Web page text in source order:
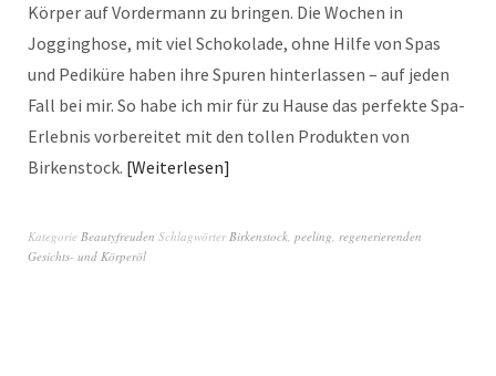
Körper auf Vordermann zu bringen. Die Wochen in
Jogginghose, mit viel Schokolade, ohne Hilfe von Spas
und Pediküre haben ihre Spuren hinterlassen – auf jeden
Fall bei mir. So habe ich mir für zu Hause das perfekte Spa-
Erlebnis vorbereitet mit den tollen Produkten von
Birkenstock. Weiterlesen
Kategorie Beautyfreuden SchlagwörterBirkenstock, peeling, regenerierenden
Gesichts- und Körperöl